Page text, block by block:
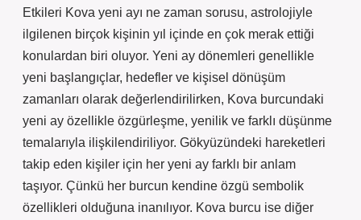
Etkileri Kova yeni ayı ne zaman sorusu, astrolojiyle
ilgilenen birçok kişinin yıl içinde en çok merak ettiği
konulardan biri oluyor. Yeni ay dönemleri genellikle
yeni başlangıçlar, hedefler ve kişisel dönüşüm
zamanları olarak değerlendirilirken, Kova burcundaki
yeni ay özellikle özgürleşme, yenilik ve farklı düşünme
temalarıyla ilişkilendiriliyor. Gökyüzündeki hareketleri
takip eden kişiler için her yeni ay farklı bir anlam
taşıyor. Çünkü her burcun kendine özgü sembolik
özellikleri olduğuna inanılıyor. Kova burcu ise diğer